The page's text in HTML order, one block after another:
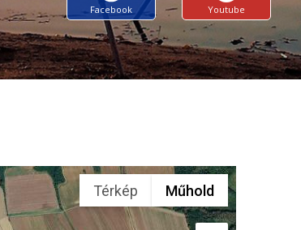
Facebook Youtube
Térkép Műhold